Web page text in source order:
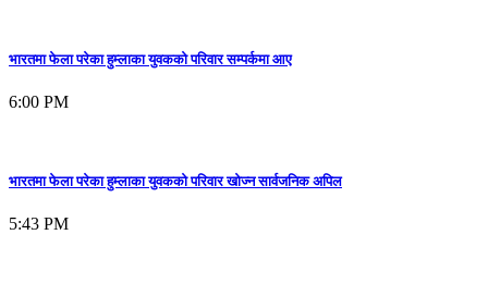
भारतमा फेला परेका हुम्लाका युवकको परिवार सम्पर्कमा आए
6:00 PM
भारतमा फेला परेका हुम्लाका युवकको परिवार खोज्न सार्वजनिक अपिल
5:43 PM